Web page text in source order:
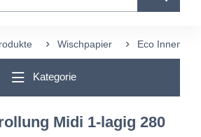
Wischpapier Eco
Kategorie
Midi 1-lagig 280